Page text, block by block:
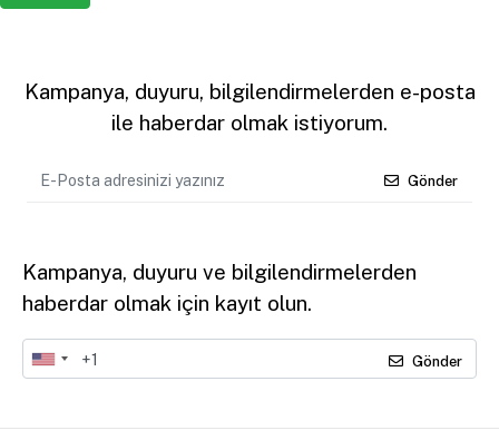
Kampanya, duyuru, bilgilendirmelerden e-posta
ile haberdar olmak istiyorum.
Gönder
Kampanya, duyuru ve bilgilendirmelerden
haberdar olmak için kayıt olun.
Gönder